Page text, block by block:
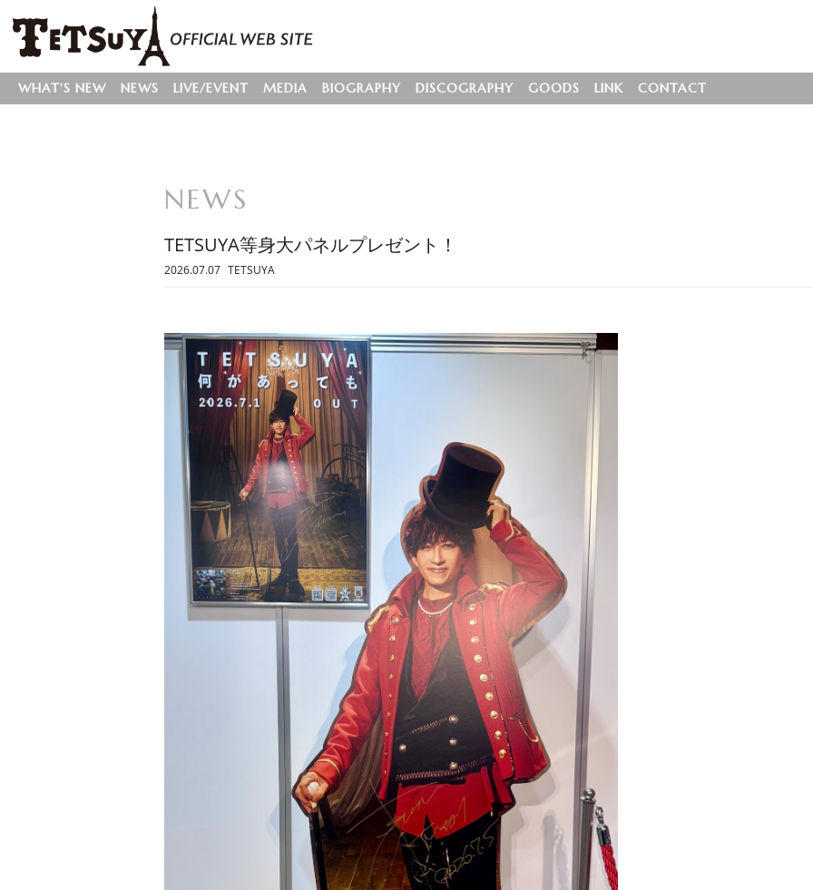
WHAT'S NEW NEWS LIVE/EVENT MEDIA BIOGRAPHY DISCOGRAPHY GOODS LINK CONTACT
NEWS
TETSUYA等身大パネルプレゼント！
2026.07.07 TETSUYA